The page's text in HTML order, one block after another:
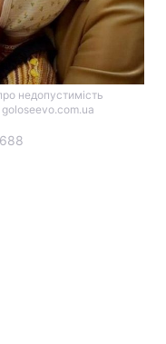
недопустимість